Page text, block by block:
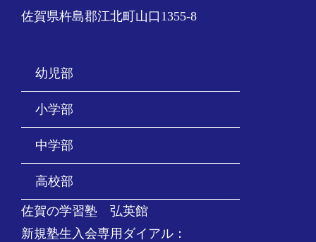
佐賀県杵島郡江北町山口1355-8
幼児部
小学部
中学部
高校部
佐賀の学習塾 弘英館
新規塾生入会専用ダイアル：